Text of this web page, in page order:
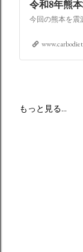
令和8年熊
もっと見る…